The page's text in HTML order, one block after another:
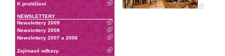
K prohlížení
NEWSLETTERY
Newslettery 2009
Newslettery 2008
Newslettery 2007 a 2006
Zajímavé odkazy